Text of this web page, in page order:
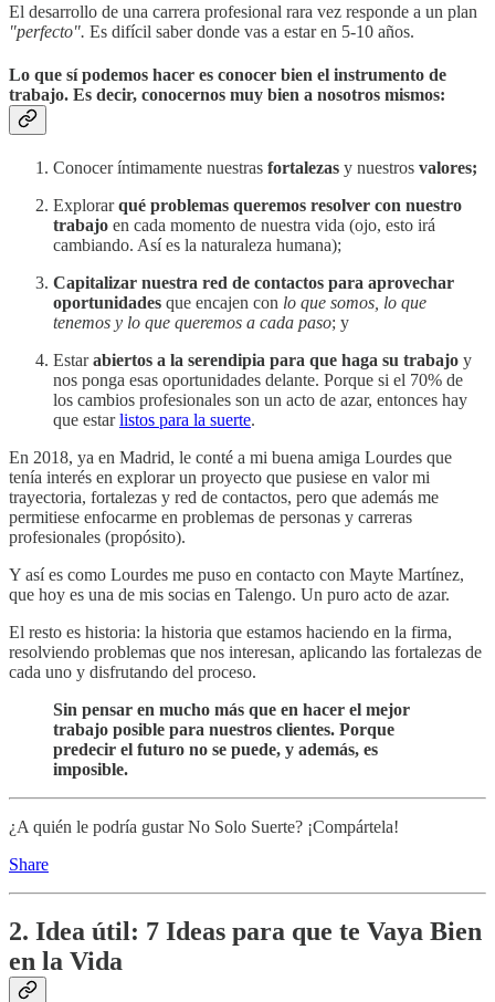
El desarrollo de una carrera profesional rara vez responde a un plan
"perfecto". Es difícil saber donde vas a estar en 5-10 años.
Lo que sí podemos hacer es conocer bien el instrumento de
trabajo. Es decir, conocernos muy bien a nosotros mismos:
Conocer íntimamente nuestras fortalezas y nuestros valores;
Explorarqué problemas queremos resolver con nuestro
trabajo en cada momento de nuestra vida (ojo, esto irá
cambiando. Así es la naturaleza humana);
Capitalizar nuestra red de contactos para aprovechar
oportunidades que encajen con lo que somos, lo que
tenemos y lo que queremos a cada paso; y
Estarabiertos a la serendipia para que haga su trabajo y
nos ponga esas oportunidades delante. Porque si el 70% de
los cambios profesionales son un acto de azar, entonces hay
que estarlistos para la suerte.
En 2018, ya en Madrid, le conté a mi buena amiga Lourdes que
tenía interés en explorar un proyecto que pusiese en valor mi
trayectoria, fortalezas y red de contactos, pero que además me
permitiese enfocarme en problemas de personas y carreras
profesionales (propósito).
Y así es como Lourdes me puso en contacto con Mayte Martínez,
que hoy es una de mis socias en Talengo. Un puro acto de azar.
El resto es historia: la historia que estamos haciendo en la firma,
resolviendo problemas que nos interesan, aplicando las fortalezas de
cada uno y disfrutando del proceso.
Sin pensar en mucho más que en hacer el mejor
trabajo posible para nuestros clientes. Porque
predecir el futuro no se puede, y además, es
imposible.
¿A quién le podría gustar No Solo Suerte? ¡Compártela!
Share
2. Idea útil: 7 Ideas para que te Vaya Bien
en la Vida